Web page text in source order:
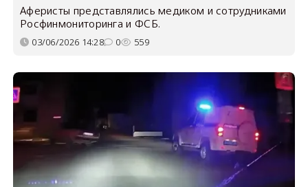
Аферисты представлялись медиком и сотрудниками
Росфинмониторинга и ФСБ.
03/06/2026 14:28 0 559